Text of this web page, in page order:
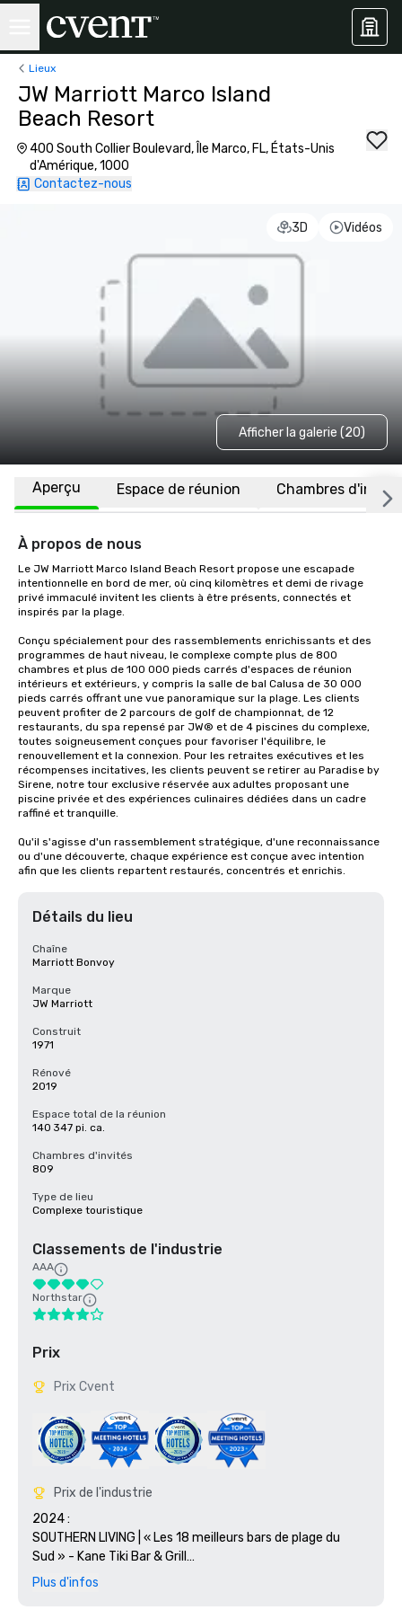
Lieux
JW Marriott Marco Island
Beach Resort
400 South Collier Boulevard, Île Marco, FL, États-Unis
d'Amérique, 1000
Contactez-nous
3D Vidéos
Afficher la galerie (20)
Aperçu Espace de réunion Chambres
À propos de nous
Le JW Marriott Marco Island Beach Resort propose une escapade
intentionnelle en bord de mer, où cinq kilomètres et demi de rivage
privé immaculé invitent les clients à être présents, connectés et
inspirés par la plage.
Conçu spécialement pour des rassemblements enrichissants et des
programmes de haut niveau, le complexe compte plus de 800
chambres et plus de 100 000 pieds carrés d'espaces de réunion
intérieurs et extérieurs, y compris la salle de bal Calusa de 30 000
pieds carrés offrant une vue panoramique sur la plage. Les clients
peuvent profiter de 2 parcours de golf de championnat, de 12
restaurants, du spa repensé par JW® et de 4 piscines du complexe,
toutes soigneusement conçues pour favoriser l'équilibre, le
renouvellement et la connexion. Pour les retraites exécutives et les
récompenses incitatives, les clients peuvent se retirer au Paradise by
Sirene, notre tour exclusive réservée aux adultes proposant une
piscine privée et des expériences culinaires dédiées dans un cadre
raffiné et tranquille.
Qu'il s'agisse d'un rassemblement stratégique, d'une reconnaissance
ou d'une découverte, chaque expérience est conçue avec intention
afin que les clients repartent restaurés, concentrés et enrichis.
Détails du lieu
Chaîne
Marriott Bonvoy
Marque
JW Marriott
Construit
1971
Rénové
2019
Espace total de la réunion
140 347 pi. ca.
Chambres d'invités
809
Type de lieu
Complexe touristique
Classements de l'industrie
AAA
Northstar
Prix
Prix Cvent
Prix de l'industrie
2024 :
SOUTHERN LIVING | « Les 18 meilleurs bars de plage du
Sud » - Kane Tiki Bar & Grill
TABLE OUVERTE | Diner's Choice Awards 2024 - Tesoro et
Plus d'infos